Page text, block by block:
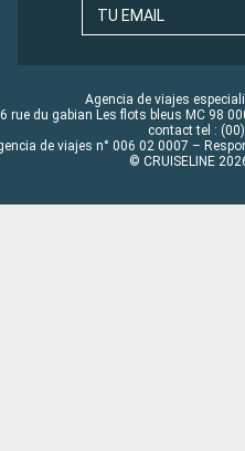
TU EMAIL
Agencia de viajes
rue du gabian Les flots bleus MC 98
contact tel :
de viajes n° 006 02 0007 –
© CRUISELINE